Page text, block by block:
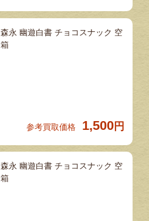
森永 幽遊白書 チョコスナック 空
箱
参考買取価格 1,500 円
森永 幽遊白書 チョコスナック 空
箱